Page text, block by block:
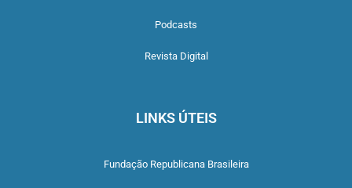
Podcasts
Revista Digital
LINKS ÚTEIS
Fundação Republicana Brasileira